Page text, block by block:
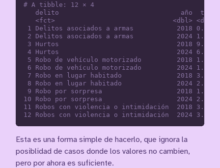
# A tibble: 12 × 4
delito                               año
<fct>                              <dbl> <dbl>
1 Delitos asociados a armas           2018 0.962
2 Delitos asociados a armas           2024 1.47
3 Hurtos                              2018 9.25
4 Hurtos                              2024 6.30
5 Robo de vehículo motorizado         2018 1.31
6 Robo de vehículo motorizado         2024 1.45
7 Robo en lugar habitado              2018 3.14
8 Robo en lugar habitado              2024 2.19
9 Robo por sorpresa                   2018 1.84
10 Robo por sorpresa                   2024 2.04
11 Robos con violencia o intimidación  2018 3.95
Esta es una forma simple de hacerlo, que ignora la
posiblidad de casos donde los valores no cambien,
pero por ahora es suficiente.